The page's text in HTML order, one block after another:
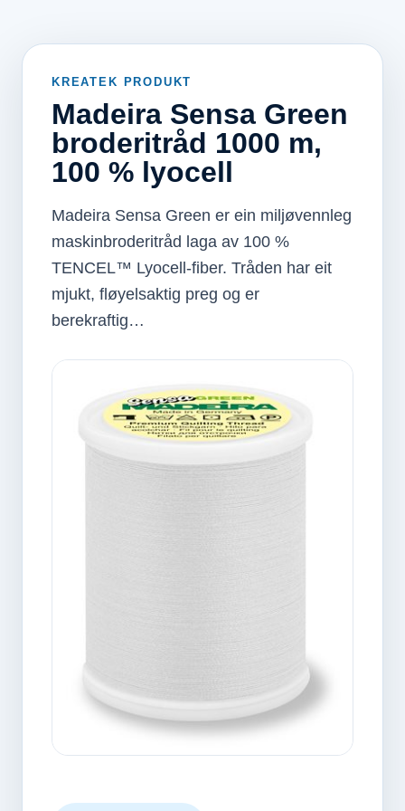
KREATEK PRODUKT
Madeira Sensa Green
broderitråd 1000 m,
100 % lyocell
Madeira Sensa Green er ein miljøvennleg
maskinbroderitråd laga av 100 %
TENCEL™ Lyocell-fiber. Tråden har eit
mjukt, fløyelsaktig preg og er
berekraftig…